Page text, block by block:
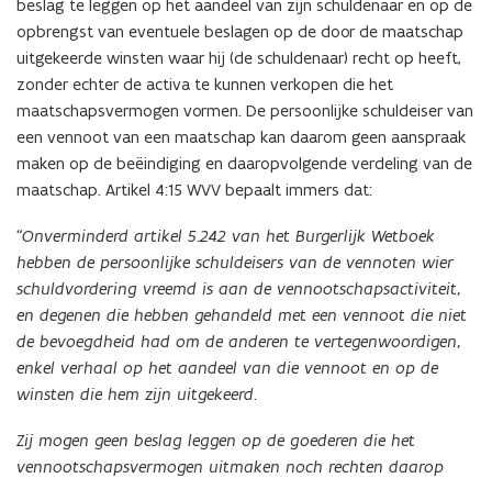
beslag te leggen op het aandeel van zijn schuldenaar en op de
opbrengst van eventuele beslagen op de door de maatschap
uitgekeerde winsten waar hij (de schuldenaar) recht op heeft,
zonder echter de activa te kunnen verkopen die het
maatschapsvermogen vormen. De persoonlijke schuldeiser van
een vennoot van een maatschap kan daarom geen aanspraak
maken op de beëindiging en daaropvolgende verdeling van de
maatschap. Artikel 4:15 WVV bepaalt immers dat:
“Onverminderd artikel 5.242 van het Burgerlijk Wetboek
hebben de persoonlijke schuldeisers van de vennoten wier
schuldvordering vreemd is aan de vennootschapsactiviteit,
en degenen die hebben gehandeld met een vennoot die niet
de bevoegdheid had om de anderen te vertegenwoordigen,
enkel verhaal op het aandeel van die vennoot en op de
winsten die hem zijn uitgekeerd.
Zij mogen geen beslag leggen op de goederen die het
vennootschapsvermogen uitmaken noch rechten daarop